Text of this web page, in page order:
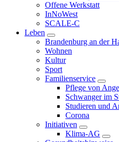
Offene Werkstatt
InNoWest
SCALE-C
Leben
Brandenburg an der
Wohnen
Kultur
Sport
Familienservice
Pflege von
Schwanger im
Studieren und
Corona
Initiativen
Klima-AG